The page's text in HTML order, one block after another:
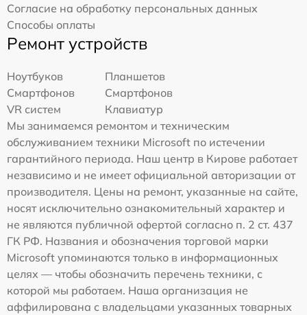
Согласие на обработку персональных данных
Способы оплаты
Ремонт устройств
Ноутбуков
Планшетов
Смартфонов
Смартфонов
VR систем
Клавиатур
Мы занимаемся ремонтом и техническим
обслуживанием техники Microsoft по истечении
гарантийного периода. Наш центр в Кирове работает
независимо и не имеет официальной авторизации от
производителя. Цены на ремонт, указанные на сайте,
носят исключительно ознакомительный характер и
не являются публичной офертой согласно п. 2 ст. 437
ГК РФ. Названия и обозначения торговой марки
Microsoft упоминаются только в информационных
целях — чтобы обозначить перечень техники, с
которой мы работаем. Наша организация не
аффилирована с владельцами указанных товарных